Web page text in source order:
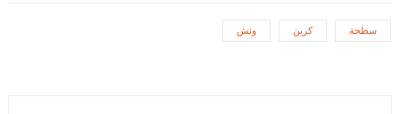
سطحة كرين ونش